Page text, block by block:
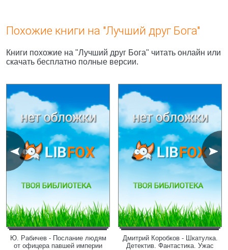
Похожие книги на "Лучший друг Бога"
Книги похожие на "Лучший друг Бога" читать онлайн или
скачать бесплатно полные версии.
Ю. Рабичев - Послание людям
от офицера павшей империи
Дмитрий Коробков - Шкатулка.
Детектив. Фантастика. Ужас